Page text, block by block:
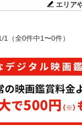
エリア
1 （全0件中1〜0件）